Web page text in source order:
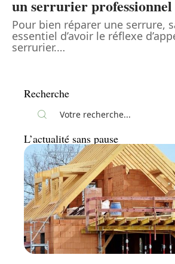
un serrurier professionnel
Pour bien réparer une serrure,
essentiel d’avoir le réflexe
serrurier.…
Recherche
L’actualité sans pause